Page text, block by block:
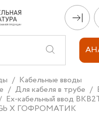
Кабельные вводы
Для кабеля в трубе
Ех-кабельный ввод
Gb X ГОФРОМАТИК